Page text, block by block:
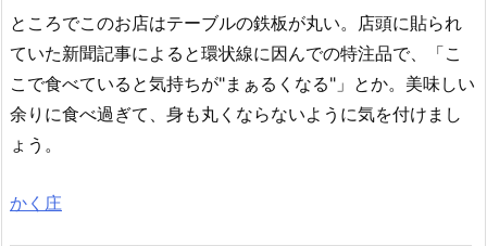
ところでこのお店はテーブルの鉄板が丸い。店頭に貼られ
ていた新聞記事によると環状線に因んでの特注品で、「こ
こで食べていると気持ちが"まぁるくなる"」とか。美味しい
余りに食べ過ぎて、身も丸くならないように気を付けまし
ょう。
かく庄